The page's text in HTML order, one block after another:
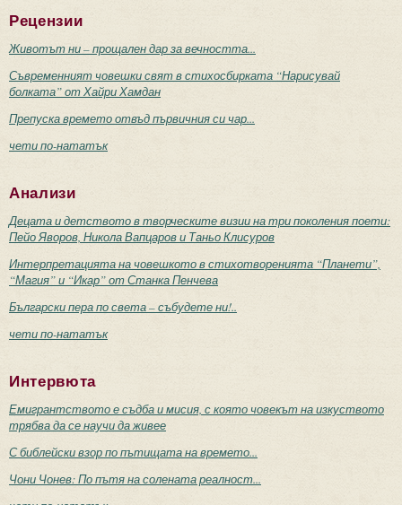
Рецензии
Животът ни – прощален дар за вечността...
Съвременният човешки свят в стихосбирката “Нарисувай
болката” от Хайри Хамдан
Препуска времето отвъд първичния си чар...
чети по-нататък
Анализи
Децата и детството в творческите визии на три поколения поети:
Пейо Яворов, Никола Вапцаров и Таньо Клисуров
Интерпретацията на човешкото в стихотворенията “Планети”,
“Магия” и “Икар” от Станка Пенчева
Български пера по света – събудете ни!..
чети по-нататък
Интервюта
Емигрантството е съдба и мисия, с която човекът на изкуството
трябва да се научи да живее
С библейски взор по пътищата на времето...
Чони Чонев: По пътя на солената реалност...